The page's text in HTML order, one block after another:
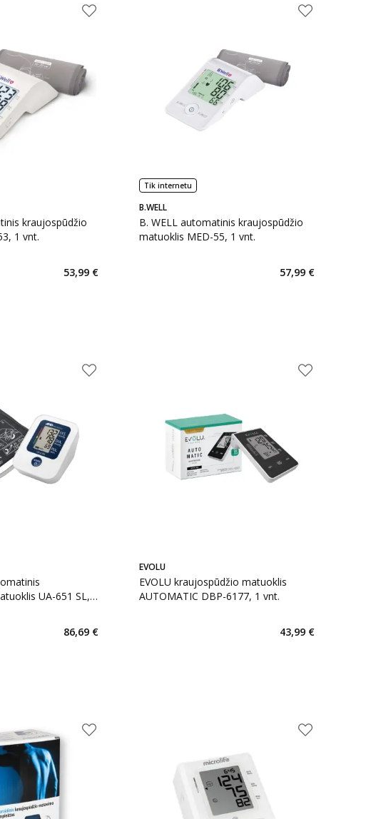
kraujospūdžio
1 vnt.
53,99 €
Tik internetu
B.WELL
B. WELL automatinis kraujospūdžio
matuoklis MED-55, 1 vnt.
57,99 €
UA-651 SL,
86,69 €
EVOLU
EVOLU kraujospūdžio matuoklis
AUTOMATIC DBP-6177, 1 vnt.
43,99 €